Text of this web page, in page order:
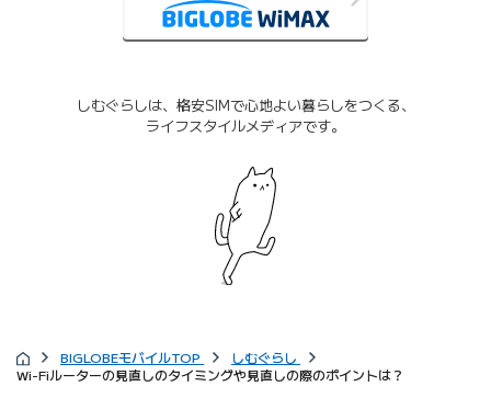
しむぐらしは、格安SIMで心地よい暮らしをつくる、
ライフスタイルメディアです。
BIGLOBEモバイルTOP
しむぐらし
Wi-Fiルーターの見直しのタイミングや見直しの際のポイントは？